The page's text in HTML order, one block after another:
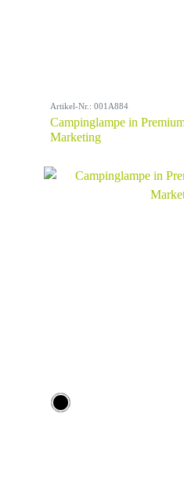
Artikel-Nr.: 001A884
Campinglampe in
Marketing